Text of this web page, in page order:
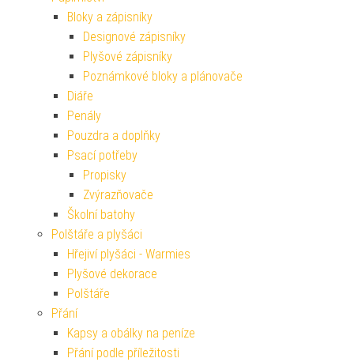
Bloky a zápisníky
Designové zápisníky
Plyšové zápisníky
Poznámkové bloky a plánovače
Diáře
Penály
Pouzdra a doplňky
Psací potřeby
Propisky
Zvýrazňovače
Školní batohy
Polštáře a plyšáci
Hřejiví plyšáci - Warmies
Plyšové dekorace
Polštáře
Přání
Kapsy a obálky na peníze
Přání podle příležitosti